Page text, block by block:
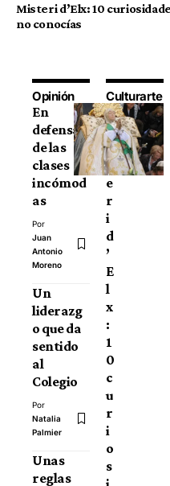
Misteri d’Elx: 10
no conocías
Opinión
En
defensa
de las
clases
incómod
as
Por
Juan
Antonio
Moreno
Un
liderazg
o que da
sentido
al
Colegio
Por
Natalia
Palmier
Unas
reglas
Culturarte
M
i
s
t
e
r
i
d
’
E
l
x
:
1
0
c
u
r
i
o
s